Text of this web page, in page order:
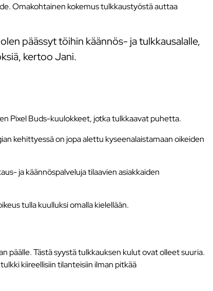
Omakohtainen kokemus tulkkaustyöstä auttaa
päässyt töihin käännös- ja tulkkausalalle,
kertoo Jani.
Pixel Buds-kuulokkeet, jotka tulkkaavat puhetta.
kehittyessä on jopa alettu kyseenalaistamaan oikeiden
ja käännöspalveluja tilaavien asiakkaiden
tulla kuulluksi omalla kielellään.
päälle. Tästä syystä tulkkauksen kulut ovat olleet suuria.
kiireellisiin tilanteisiin ilman pitkää